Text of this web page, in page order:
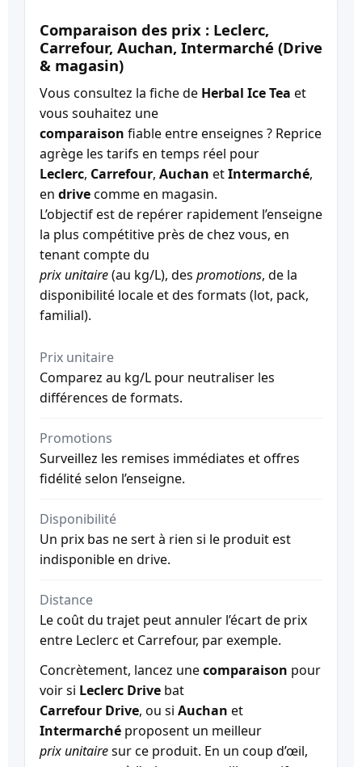
Comparaison des prix : Leclerc,
Carrefour, Auchan, Intermarché (Drive
& magasin)
Vous consultez la fiche de Herbal Ice Tea et
vous souhaitez une
comparaison fiable entre enseignes ? Reprice
agrège les tarifs en temps réel pour
Leclerc, Carrefour, Auchan etIntermarché,
en drivecomme en magasin.
L’objectif est de repérer rapidement l’enseigne
la plus compétitive près de chez vous, en
tenant compte du
prix unitaire(au kg/L), des promotions, de la
disponibilité locale et des formats (lot, pack,
familial).
Prix unitaire
Comparez au kg/L pour neutraliser les
différences de formats.
Promotions
Surveillez les remises immédiates et offres
fidélité selon l’enseigne.
Disponibilité
Un prix bas ne sert à rien si le produit est
indisponible en drive.
Distance
Le coût du trajet peut annuler l’écart de prix
entre Leclerc et Carrefour, par exemple.
Concrètement, lancez unecomparaison pour
voir si Leclerc Drive bat
Carrefour Drive, ou si Auchan et
Intermarché proposent un meilleur
prix unitairesur ce produit. En un coup d’œil,